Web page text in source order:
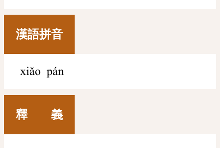
漢語拼音
xiǎo pán
釋 義